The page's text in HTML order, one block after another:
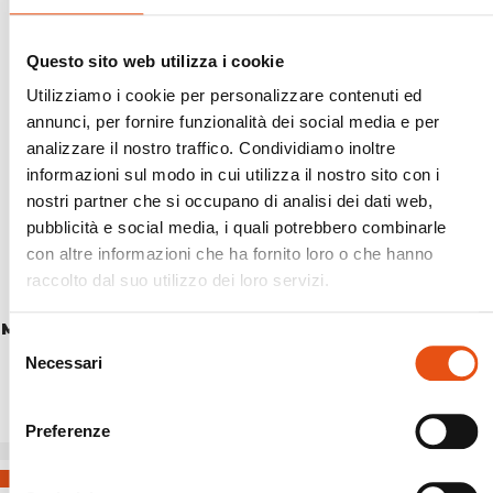
Questo sito web utilizza i cookie
Utilizziamo i cookie per personalizzare contenuti ed
annunci, per fornire funzionalità dei social media e per
analizzare il nostro traffico. Condividiamo inoltre
informazioni sul modo in cui utilizza il nostro sito con i
nostri partner che si occupano di analisi dei dati web,
pubblicità e social media, i quali potrebbero combinarle
con altre informazioni che ha fornito loro o che hanno
raccolto dal suo utilizzo dei loro servizi.
delNecessari
Preferenze
MAT. AUT. SUPERLITE 850 mis.183x51x5cm
€119,90